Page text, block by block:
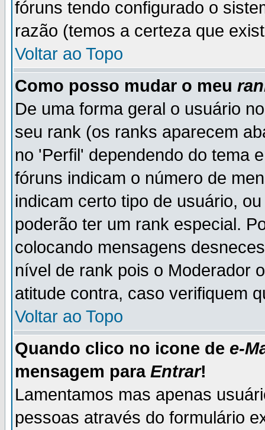
fóruns tendo configurado o
razão (temos a certeza que
Voltar ao Topo
Como posso mudar o meu
De uma forma geral o usuário
seu rank (os ranks aparecem
no 'Perfil' dependendo do tema
fóruns indicam o número de
indicam certo tipo de usuário,
poderão ter um rank especial.
colocando mensagens
nível de rank pois o Moderador
atitude contra, caso verifiquem
Voltar ao Topo
Quando clico no icone de e-
mensagem para Entrar!
Lamentamos mas apenas
pessoas através do formulário